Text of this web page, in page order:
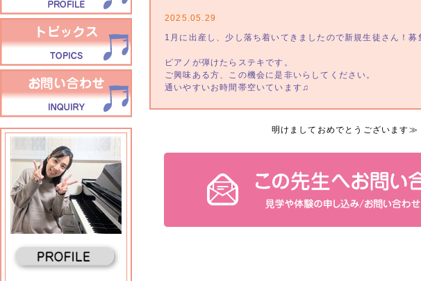
2025.05.29
1月に出産し、少し落ち着いてきましたので新規生徒さん！募
ピアノが弾けたらステキです。
ご興味ある方、この機会に是非いらしてください。
通いやすいお時間帯空いています♫
明けましておめでとうございます≫